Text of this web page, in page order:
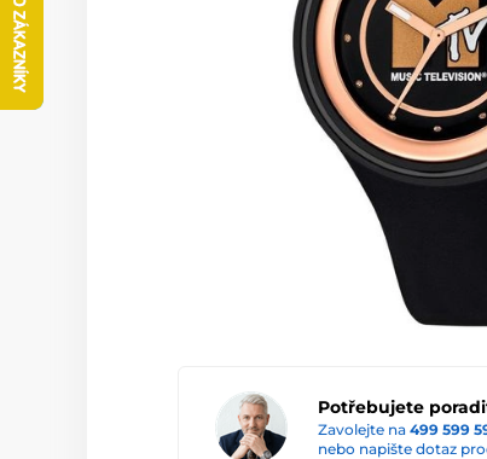
Potřebujete
Zavolejte na 499 599
nebo napište dotaz